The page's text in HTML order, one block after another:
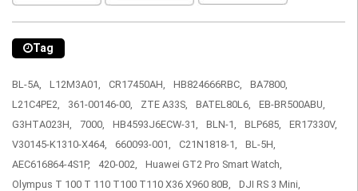
Tag
BL-5A, L12M3A01, CR17450AH, HB824666RBC,
BA7800,
L21C4PE2,
361-00146-00, ZTE A33S, BATEL80L6,
EB-BR500ABU,
G3HTA023H,
7000, HB4593J6ECW-31, BLN-1, BLP685,
ER17330V,
V30145-K1310-X464,
660093-001, C21N1818-1,
BL-5H,
AEC616864-4S1P,
420-002,
Huawei GT2 Pro Smart Watch,
Olympus T 100 T 110 T100 T110 X36 X960 80B,
DJI RS 3 Mini,